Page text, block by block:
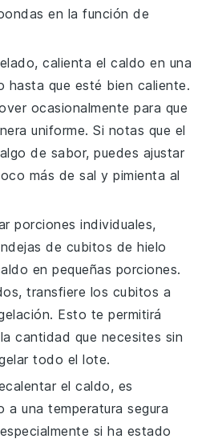
en la función de
calienta elcaldo en una
hasta que esté bien caliente.
ocasionalmente para que
uniforme. Si notas que el
de sabor, puedes ajustar
más desal ypimienta al
porciones individuales,
de cubitos de hielo
en pequeñas porciones.
transfiere los cubitos a
Esto te permitirá
cantidad que necesites sin
todo el lote.
elcaldo, es
a una temperatura segura
si ha estado